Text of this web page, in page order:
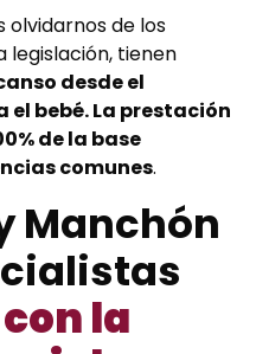
olvidarnos de los
legislación, tienen
desde el
el bebé. La prestación
de la base
comunes.
Manchón
la